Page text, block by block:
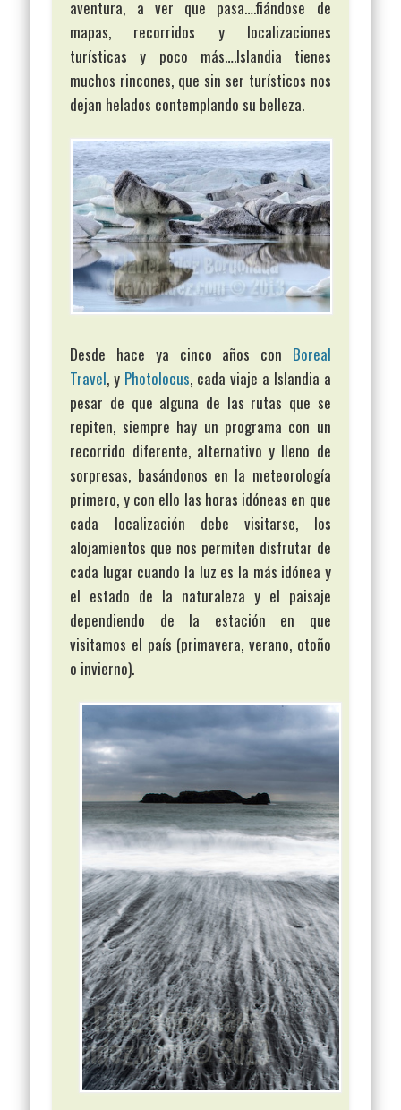
aventura, a ver que pasa….fiándose de
mapas, recorridos y localizaciones
turísticas y poco más….Islandia tienes
muchos rincones, que sin ser turísticos nos
dejan helados contemplando su belleza.
Desde hace ya cinco años con Boreal
Travel, y Photolocus, cada viaje a Islandia a
pesar de que alguna de las rutas que se
repiten, siempre hay un programa con un
recorrido diferente, alternativo y lleno de
sorpresas, basándonos en la meteorología
primero, y con ello las horas idóneas en que
cada localización debe visitarse, los
alojamientos que nos permiten disfrutar de
cada lugar cuando la luz es la más idónea y
el estado de la naturaleza y el paisaje
dependiendo de la estación en que
visitamos el país (primavera, verano, otoño
o invierno).